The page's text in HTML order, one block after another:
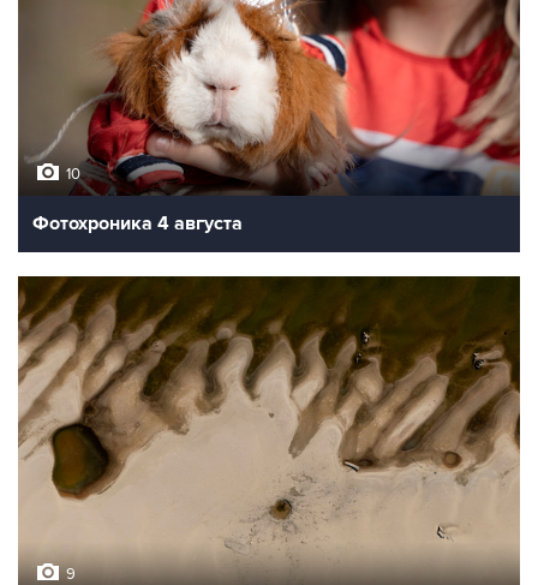
10
Фотохроника 4 августа
9